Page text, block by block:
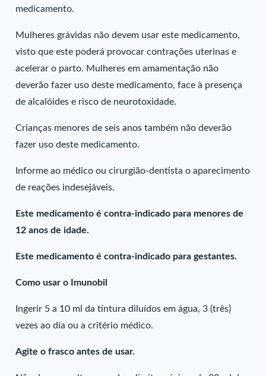
medicamento.
Mulheres grávidas não devem usar este medicamento,
visto que este poderá provocar contrações uterinas e
acelerar o parto. Mulheres em amamentação não
deverão fazer uso deste medicamento, face à presença
de alcalóides e risco de neurotoxidade.
Crianças menores de seis anos também não deverão
fazer uso deste medicamento.
Informe ao médico ou cirurgião-dentista o aparecimento
de reações indesejáveis.
Este medicamento é contra-indicado para menores de
12 anos de idade.
Este medicamento é contra-indicado para gestantes.
Como usar o Imunobil
Ingerir 5 a 10 ml da tintura diluídos em água, 3 (três)
vezes ao dia ou a critério médico.
Agite o frasco antes de usar.